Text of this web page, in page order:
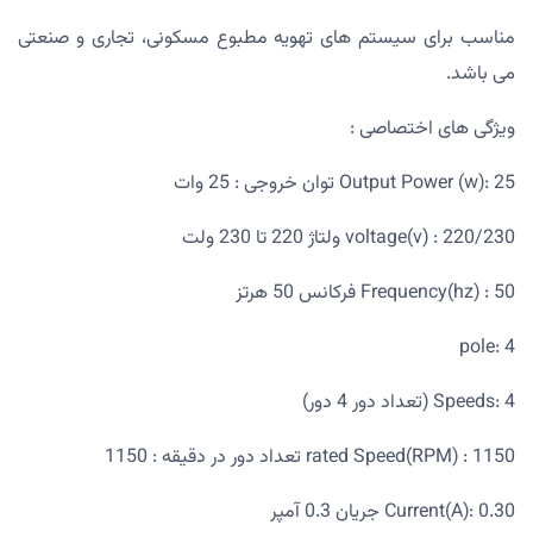
مناسب برای سیستم های تهویه مطبوع مسکونی، تجاری و صنعتی
می باشد.
ویژگی های اختصاصی :
Output Power (w): 25 توان خروجی : 25 وات
voltage(v) : 220/230 ولتاژ 220 تا 230 ولت
Frequency(hz) : 50 فرکانس 50 هرتز
pole: 4
Speeds: 4 (تعداد دور 4 دور)
rated Speed(RPM) : 1150 تعداد دور در دقیقه : 1150
Current(A): 0.30 جریان 0.3 آمپر